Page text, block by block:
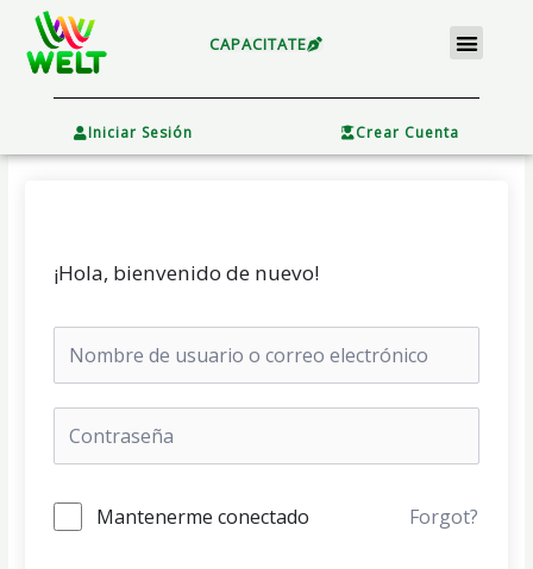
contenido
CAPACITATE Menu
Iniciar Sesión Crear Cuenta
¡Hola, bienvenido de nuevo!
Mantenerme conectado Forgot?